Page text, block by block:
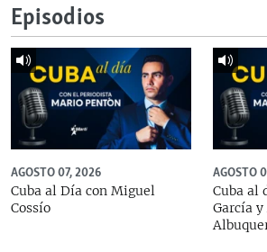
Episodios
AGOSTO 07, 2026
Cuba al Día con Miguel
Cossío
AGOSTO
Cuba al
García